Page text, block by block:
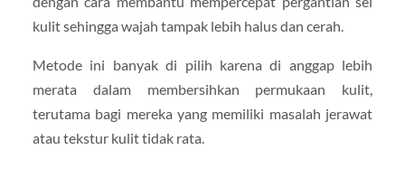
kulit sehingga wajah tampak lebih halus dan cerah.
Metode ini banyak di pilih karena di anggap lebih
merata dalam membersihkan permukaan kulit,
terutama bagi mereka yang memiliki masalah jerawat
atau tekstur kulit tidak rata.